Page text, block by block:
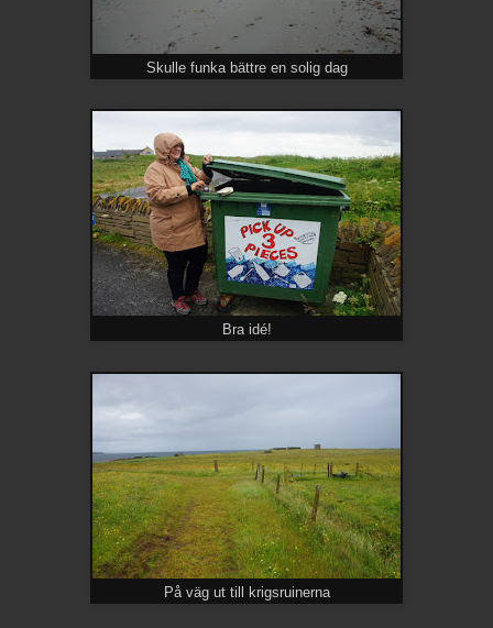
Skulle funka bättre en solig dag
Bra idé!
På väg ut till krigsruinerna